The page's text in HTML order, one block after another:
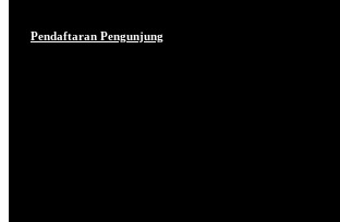
Pendaftaran Pengunjung